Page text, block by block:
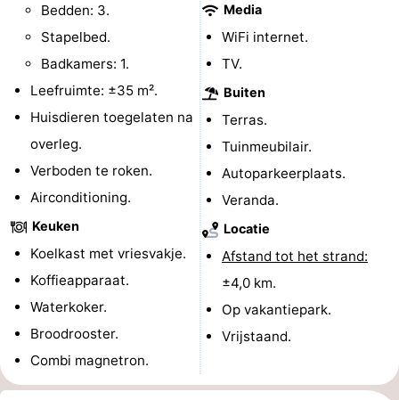
ContactBedden: 3.
Stapelbed.
Badkamers: 1.
Leefruimte: ±35 m².
Huisdieren toegelaten na
overleg.
Verboden te roken.
Airconditioning.
Keuken
Koelkast met vriesvakje.
Koffieapparaat.
Waterkoker.
Broodrooster.
Combi magnetron.
Media
WiFi internet.
TV.
Buiten
Terras.
Tuinmeubilair.
Autoparkeerplaats.
Veranda.
Locatie
Afstand tot het strand:
±4,0 km.
Op vakantiepark.
Vrijstaand.